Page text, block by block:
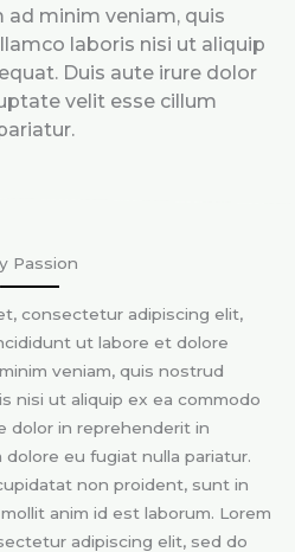
ad minim veniam, quis
laboris nisi ut aliquip
Duis aute irure dolor
velit esse cillum
Passion
consectetur adipiscing elit,
ut labore et dolore
veniam, quis nostrud
nisi ut aliquip ex ea commodo
dolor in reprehenderit in
eu fugiat nulla pariatur.
non proident, sunt in
anim id est laborum. Lorem
adipiscing elit, sed do